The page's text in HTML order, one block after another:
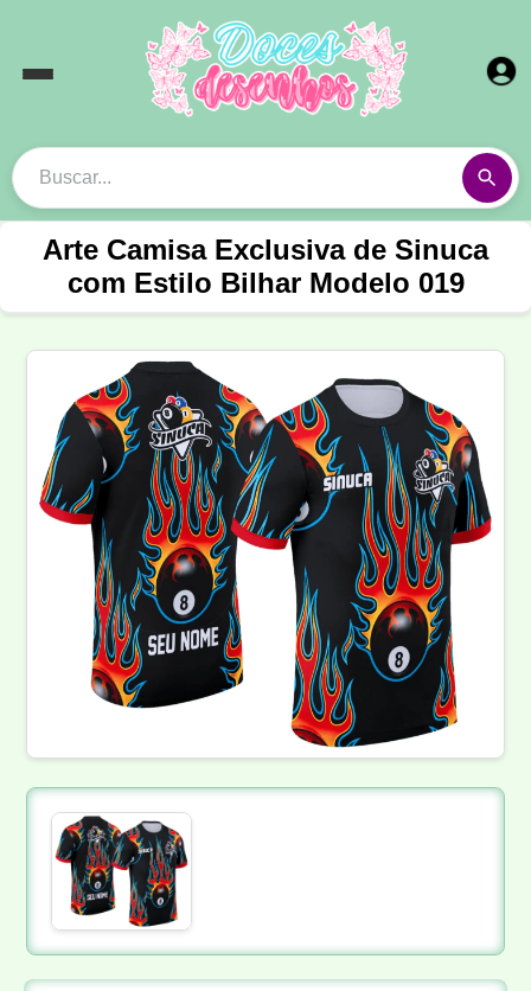
Arte Camisa Exclusiva de Sinuca
com Estilo Bilhar Modelo 019